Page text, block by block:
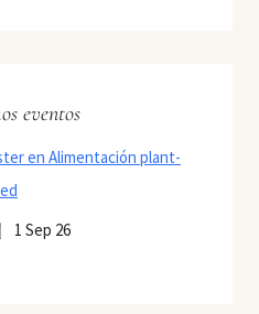
eventos
en Alimentación plant-
1 Sep 26